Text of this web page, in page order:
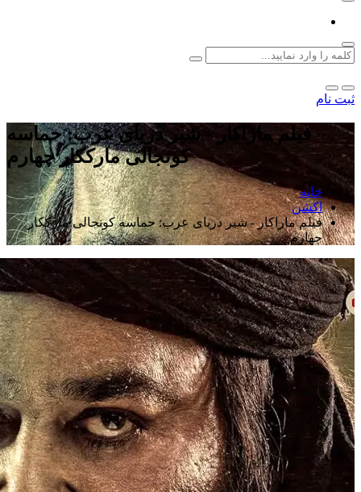
ثبت نام
فیلم ماراکار - شیر دریای عرب: حماسه
کونجالی مارککار چهارم
خانه
اکشن
فیلم ماراکار - شیر دریای عرب: حماسه کونجالی مارککار
چهارم